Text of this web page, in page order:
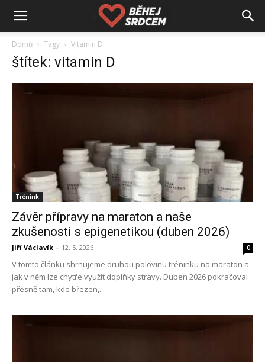
Domů Tagy Vitamin D
štítek: vitamin D
Trénink
Závěr přípravy na maraton a naše
zkušenosti s epigenetikou (duben 2026)
Jiří Václavík - 12. 5. 2026 0
V tomto článku shrnujeme druhou polovinu tréninku na maraton a
jak v něm lze chytře využít doplňky stravy. Duben 2026 pokračoval
přesně tam, kde březen,...